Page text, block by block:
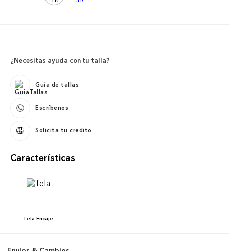
¿Necesitas ayuda con tu talla?
Guía de tallas
Escríbenos
Solicita tu credito
Características
Tela Encaje